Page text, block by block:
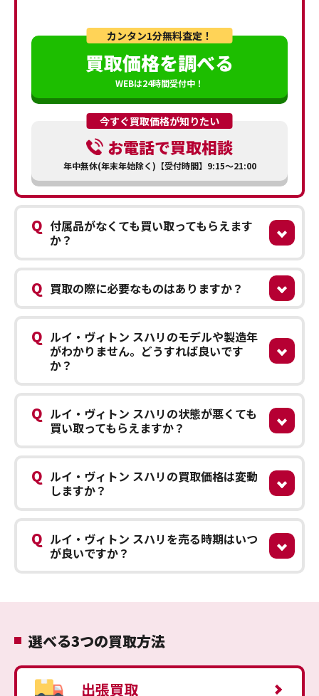
カンタン1分無料査定！
買取価格を調べる
WEBは24時間受付中！
今すぐ買取価格が知りたい
お電話で買取相談
年中無休(年末年始除く)【受付時間】9:15～21:00
Q 付属品がなくても買い取ってもらえます
か？
Q 買取の際に必要なものはありますか？
Q ルイ・ヴィトン スハリのモデルや製造年
がわかりません。どうすれば良いです
か？
Q ルイ・ヴィトン スハリの状態が悪くても
買い取ってもらえますか？
Q ルイ・ヴィトン スハリの買取価格は変動
しますか？
Q ルイ・ヴィトン スハリを売る時期はいつ
が良いですか？
選べる3つの買取方法
出張買取